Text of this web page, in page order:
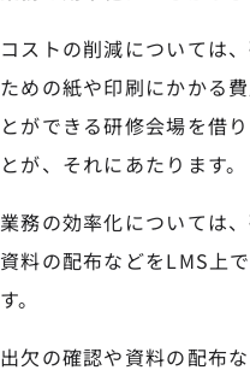
コストの削減については
ための紙や印刷にかかる
とができる研修会場を借
とが、それにあたります。
業務の効率化については
資料の配布などをLMS上
す。
出欠の確認や資料の配布